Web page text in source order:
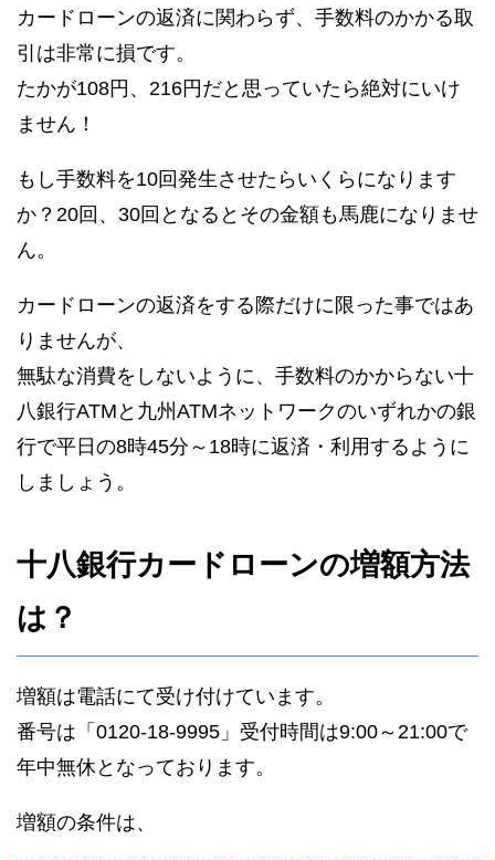
カードローンの返済に関わらず、手数料のかかる取
引は非常に損です。
たかが108円、216円だと思っていたら絶対にいけ
ません！
もし手数料を10回発生させたらいくらになります
か？20回、30回となるとその金額も馬鹿になりませ
ん。
カードローンの返済をする際だけに限った事ではあ
りませんが、
無駄な消費をしないように、手数料のかからない十
八銀行ATMと九州ATMネットワークのいずれかの銀
行で平日の8時45分～18時に返済・利用するように
しましょう。
十八銀行カードローンの増額方法
は？
増額は電話にて受け付けています。
番号は「0120-18-9995」受付時間は9:00～21:00で
年中無休となっております。
増額の条件は、